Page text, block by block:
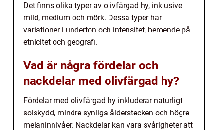
Det finns olika typer av olivfärgad hy, inklusive
mild, medium och mörk. Dessa typer har
variationer i underton och intensitet, beroende på
etnicitet och geografi.
Vad är några fördelar och
nackdelar med olivfärgad hy?
Fördelar med olivfärgad hy inkluderar naturligt
solskydd, mindre synliga ålderstecken och högre
melaninnivåer. Nackdelar kan vara svårigheter att